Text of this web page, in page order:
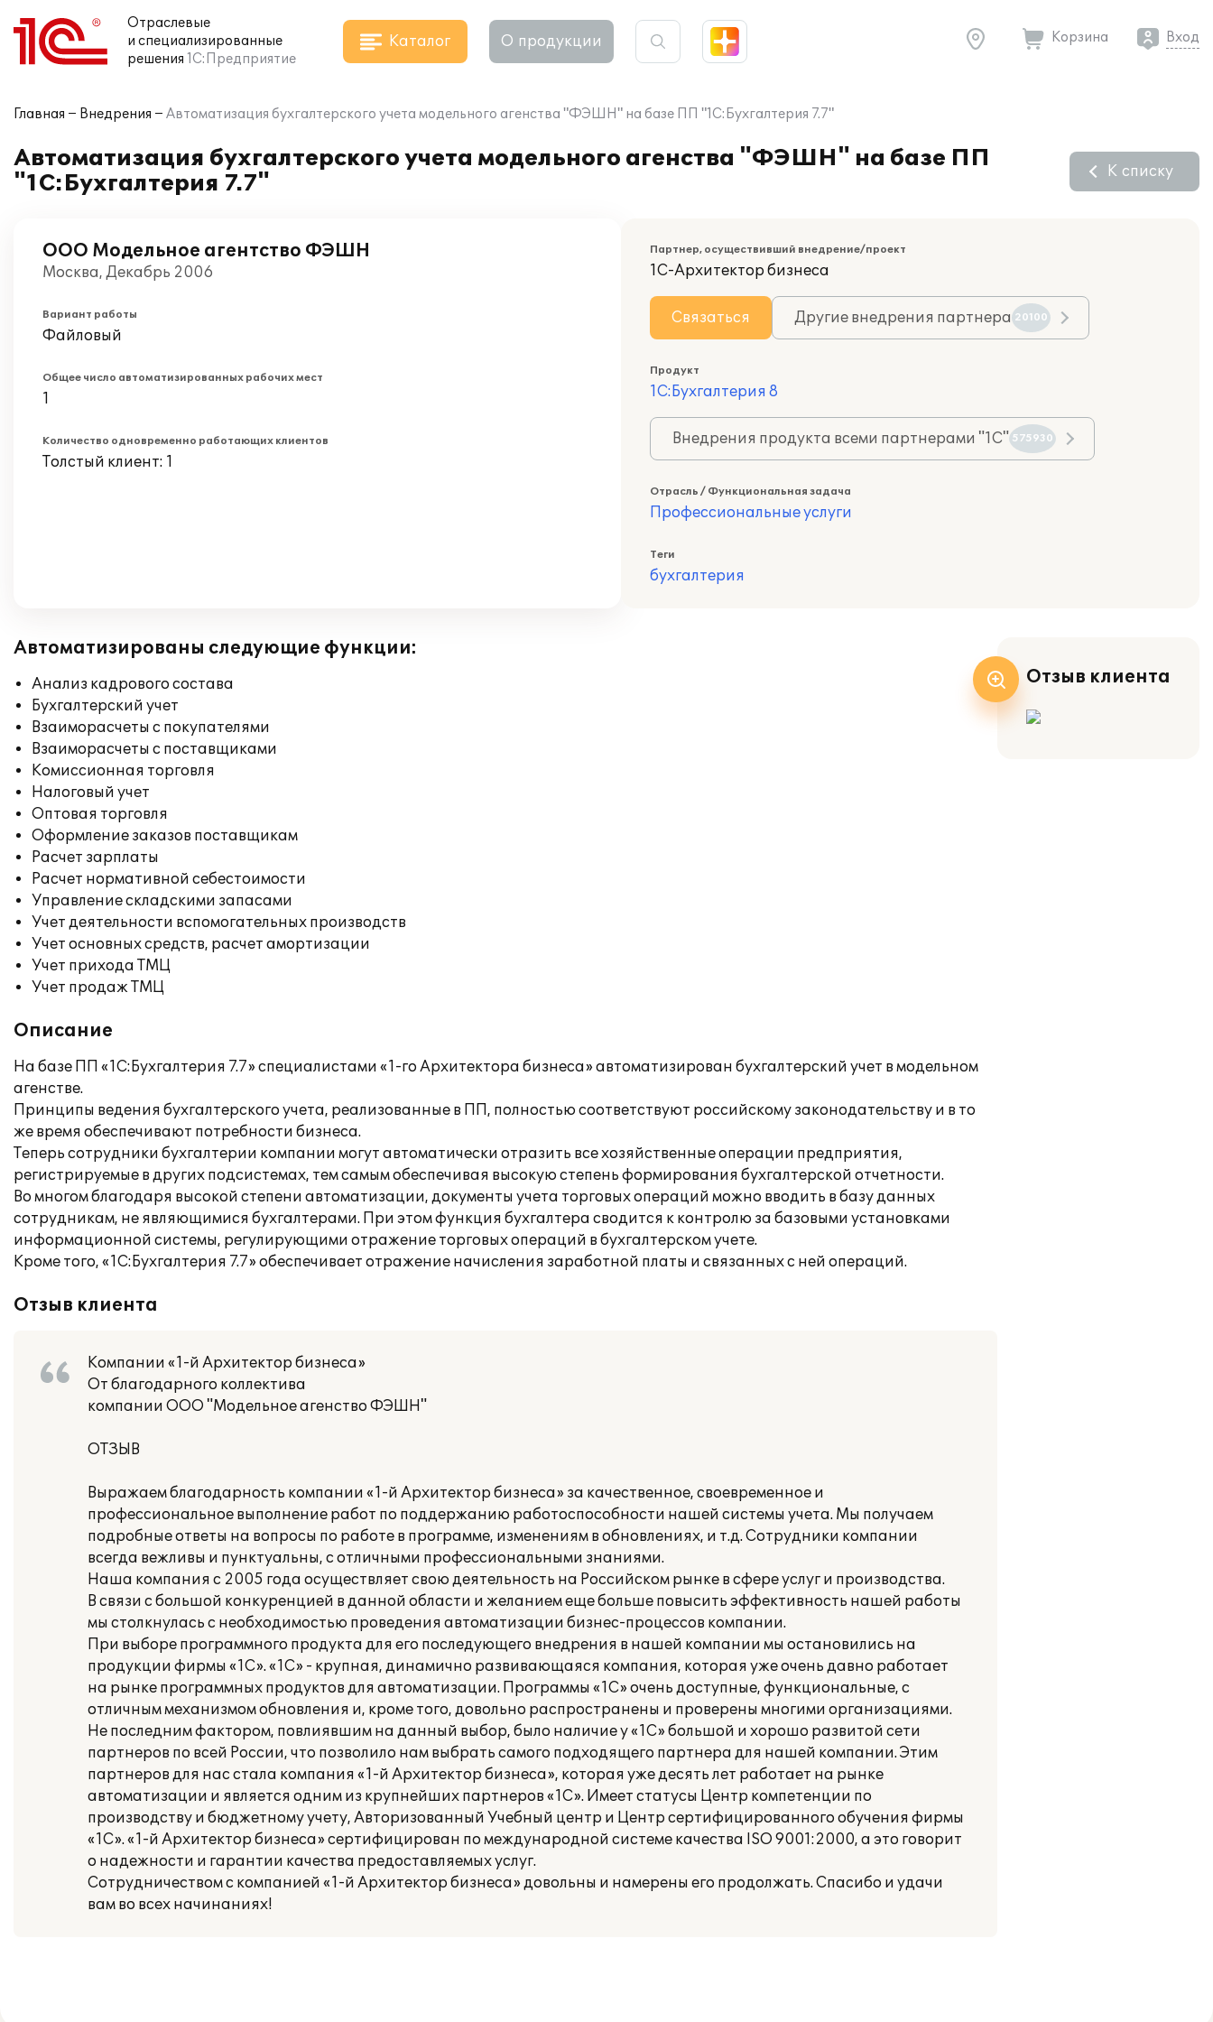
Отраслевые
и специализированные
решения 1С:Предприятие
Каталог О продукции Корзина Вход
Главная Внедрения Автоматизация бухгалтерского учета модельного агенства "ФЭШН" на базе ПП "1С:Бухгалтерия 7.7"
Автоматизация бухгалтерского учета модельного агенства "ФЭШН" на базе ПП
"1С:Бухгалтерия 7.7"
К списку
ООО Модельное агентство ФЭШН
Москва, Декабрь 2006
Вариант работы
Файловый
Общее число автоматизированных рабочих мест
1
Количество одновременно работающих клиентов
Толстый клиент: 1
Партнер, осуществивший внедрение/проект
1С-Архитектор бизнеса
Связаться Другие внедрения партнера 20100
Продукт
1С:Бухгалтерия 8
Внедрения продукта всеми партнерами "1С" 575930
Отрасль / Функциональная задача
Профессиональные услуги
Теги
бухгалтерия
Автоматизированы следующие функции:
Анализ кадрового состава
Бухгалтерский учет
Взаиморасчеты с покупателями
Взаиморасчеты с поставщиками
Комиссионная торговля
Налоговый учет
Оптовая торговля
Оформление заказов поставщикам
Расчет зарплаты
Расчет нормативной себестоимости
Управление складскими запасами
Учет деятельности вспомогательных производств
Учет основных средств, расчет амортизации
Учет прихода ТМЦ
Учет продаж ТМЦ
Описание
На базе ПП «1С:Бухгалтерия 7.7» специалистами «1-го Архитектора бизнеса» автоматизирован бухгалтерский учет в модельном
агенстве.
Принципы ведения бухгалтерского учета, реализованные в ПП, полностью соответствуют российскому законодательству и в то
же время обеспечивают потребности бизнеса.
Теперь сотрудники бухгалтерии компании могут автоматически отразить все хозяйственные операции предприятия,
регистрируемые в других подсистемах, тем самым обеспечивая высокую степень формирования бухгалтерской отчетности.
Во многом благодаря высокой степени автоматизации, документы учета торговых операций можно вводить в базу данных
сотрудникам, не являющимися бухгалтерами. При этом функция бухгалтера сводится к контролю за базовыми установками
информационной системы, регулирующими отражение торговых операций в бухгалтерском учете.
Кроме того, «1С:Бухгалтерия 7.7» обеспечивает отражение начисления заработной платы и связанных с ней операций.
Отзыв клиента
Компании «1-й Архитектор бизнеса»
От благодарного коллектива
компании ООО "Модельное агенство ФЭШН"
ОТЗЫВ
Выражаем благодарность компании «1-й Архитектор бизнеса» за качественное, своевременное и
профессиональное выполнение работ по поддержанию работоспособности нашей системы учета. Мы получаем
подробные ответы на вопросы по работе в программе, изменениям в обновлениях, и т.д. Сотрудники компании
всегда вежливы и пунктуальны, с отличными профессиональными знаниями.
Наша компания с 2005 года осуществляет свою деятельность на Российском рынке в сфере услуг и производства.
В связи с большой конкуренцией в данной области и желанием еще больше повысить эффективность нашей работы
мы столкнулась с необходимостью проведения автоматизации бизнес-процессов компании.
При выборе программного продукта для его последующего внедрения в нашей компании мы остановились на
продукции фирмы «1С». «1С» - крупная, динамично развивающаяся компания, которая уже очень давно работает
на рынке программных продуктов для автоматизации. Программы «1С» очень доступные, функциональные, с
отличным механизмом обновления и, кроме того, довольно распространены и проверены многими организациями.
Не последним фактором, повлиявшим на данный выбор, было наличие у «1С» большой и хорошо развитой сети
партнеров по всей России, что позволило нам выбрать самого подходящего партнера для нашей компании. Этим
партнеров для нас стала компания «1-й Архитектор бизнеса», которая уже десять лет работает на рынке
автоматизации и является одним из крупнейших партнеров «1С». Имеет статусы Центр компетенции по
производству и бюджетному учету, Авторизованный Учебный центр и Центр сертифицированного обучения фирмы
«1С». «1-й Архитектор бизнеса» сертифицирован по международной системе качества ISO 9001:2000, а это говорит
о надежности и гарантии качества предоставляемых услуг.
Сотрудничеством с компанией «1-й Архитектор бизнеса» довольны и намерены его продолжать. Спасибо и удачи
вам во всех начинаниях!
Отзыв клиента